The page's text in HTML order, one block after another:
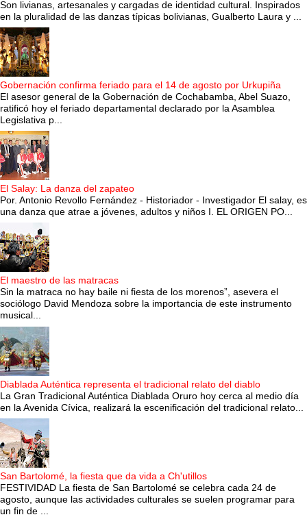
Son livianas, artesanales y cargadas de identidad cultural. Inspirados
en la pluralidad de las danzas típicas bolivianas, Gualberto Laura y ...
Gobernación confirma feriado para el 14 de agosto por Urkupiña
El asesor general de la Gobernación de Cochabamba, Abel Suazo,
ratificó hoy el feriado departamental declarado por la Asamblea
Legislativa p...
El Salay: La danza del zapateo
Por. Antonio Revollo Fernández - Historiador - Investigador El salay, es
una danza que atrae a jóvenes, adultos y niños I. EL ORIGEN PO...
El maestro de las matracas
Sin la matraca no hay baile ni fiesta de los morenos”, asevera el
sociólogo David Mendoza sobre la importancia de este instrumento
musical...
Diablada Auténtica representa el tradicional relato del diablo
La Gran Tradicional Auténtica Diablada Oruro hoy cerca al medio día
en la Avenida Cívica, realizará la escenificación del tradicional relato...
San Bartolomé, la fiesta que da vida a Ch'utillos
FESTIVIDAD La fiesta de San Bartolomé se celebra cada 24 de
agosto, aunque las actividades culturales se suelen programar para
un fin de ...